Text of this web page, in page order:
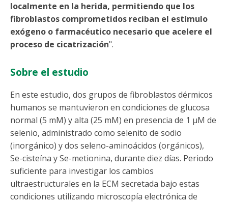
localmente en la herida, permitiendo que los
fibroblastos comprometidos reciban el estímulo
exógeno o farmacéutico necesario que acelere el
proceso de cicatrización".
Sobre el estudio
En este estudio, dos grupos de fibroblastos dérmicos
humanos se mantuvieron en condiciones de glucosa
normal (5 mM) y alta (25 mM) en presencia de 1 µM de
selenio, administrado como selenito de sodio
(inorgánico) y dos seleno-aminoácidos (orgánicos),
Se-cisteína y Se-metionina, durante diez días. Periodo
suficiente para investigar los cambios
ultraestructurales en la ECM secretada bajo estas
condiciones utilizando microscopía electrónica de